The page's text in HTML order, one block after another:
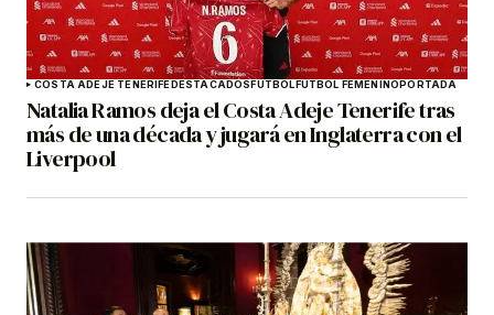
COSTA ADEJE TENERIFEDESTACADOSFÚTBOLFÚTBOL FEMENINOPORTADA
Natalia Ramos deja el Costa Adeje Tenerife tras
más de una década y jugará en Inglaterra con el
Liverpool